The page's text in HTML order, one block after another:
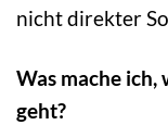
nicht direkter
Was mache
geht?